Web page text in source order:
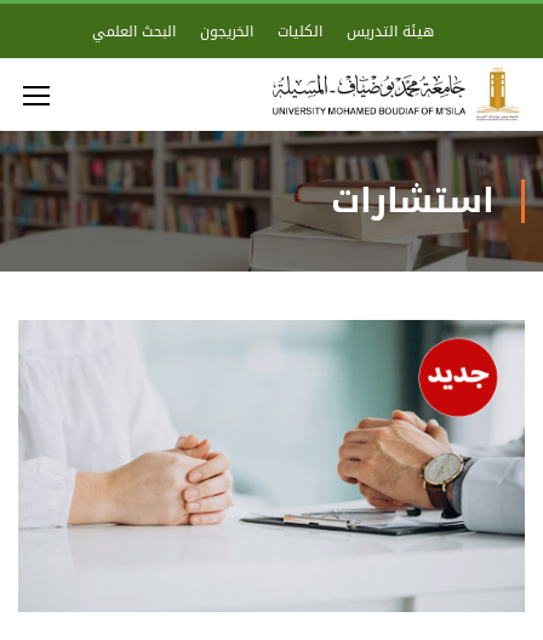
هيئة التدريس الكليات الخريجون البحث العلمي
استشارات